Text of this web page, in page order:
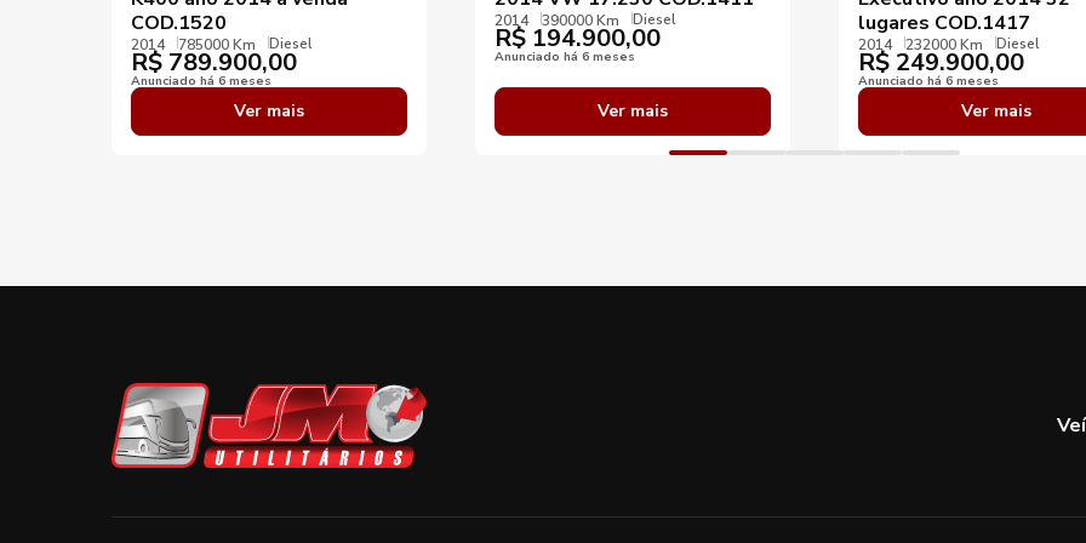
COD.1520
2014 785000 Km Diesel
R$ 789.900,00
Anunciado há 6 meses
Ver mais
2014 390000 Km Diesel
R$ 194.900,00
Anunciado há 6 meses
Ver mais
lugares COD.1417
2014 232000 Km Diesel
R$ 249.900,00
Anunciado há 6 meses
Ver mais